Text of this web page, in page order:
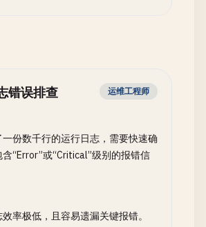
错误排查 运维工程师
份数千行的运行日志，需要快速确
“Error”或“Critical”级别的报错信
率极低，且容易遗漏关键报错。